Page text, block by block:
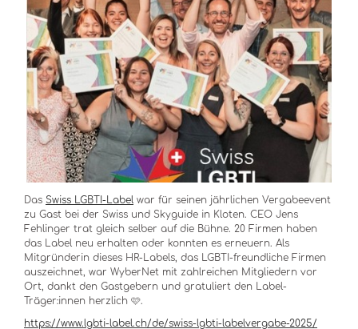
Das Swiss LGBTI-Label war für seinen jährlichen Vergabeevent
zu Gast bei der Swiss und Skyguide in Kloten. CEO Jens
Fehlinger trat gleich selber auf die Bühne. 20 Firmen haben
das Label neu erhalten oder konnten es erneuern. Als
Mitgründerin dieses HR-Labels, das LGBTI-freundliche Firmen
auszeichnet, war WyberNet mit zahlreichen Mitgliedern vor
Ort, dankt den Gastgebern und gratuliert den Label-
Träger:innen herzlich 🩷.
https://www.lgbti-label.ch/de/swiss-lgbti-labelvergabe-2025/